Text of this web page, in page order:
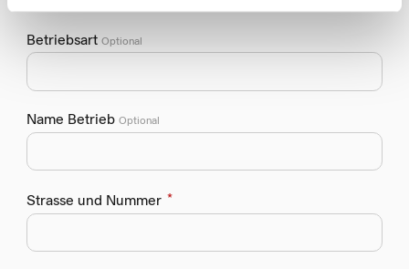
BetriebsartOptional
Name BetriebOptional
Strasse und Nummer (required)